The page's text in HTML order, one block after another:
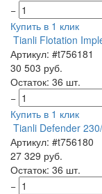
−
Купить в 1 клик
Tianli Flotation
Артикул: #t756181
30 503 руб.
Остаток: 36 шт.
−
Купить в 1 клик
Tianli Defender
Артикул: #t756180
27 329 руб.
Остаток: 36 шт.
−